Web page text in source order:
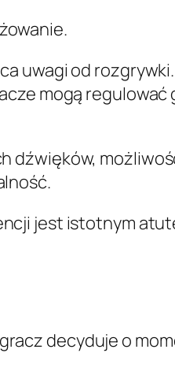
uwagi od
mogą
dźwięków,
jest istotnym
decyduje o